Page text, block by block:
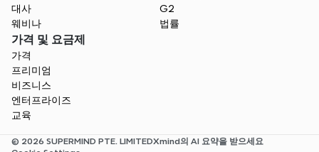
대사
웨비나
G2
법률
가격 및 요금제
가격
프리미엄
비즈니스
엔터프라이즈
교육
© 2026 SUPERMIND PTE. LIMITEDXmind의 AI 요약을 받으세요